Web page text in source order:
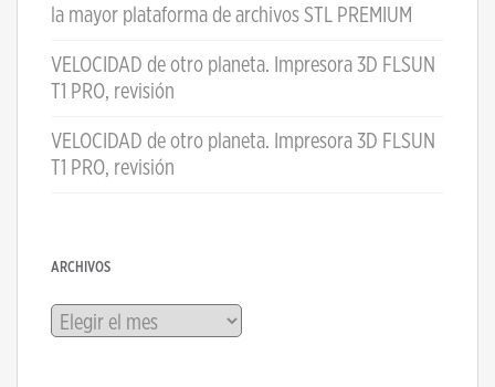
la mayor plataforma de archivos STL PREMIUM
VELOCIDAD de otro planeta. Impresora 3D FLSUN
T1 PRO, revisión
VELOCIDAD de otro planeta. Impresora 3D FLSUN
T1 PRO, revisión
ARCHIVOS
Archivos